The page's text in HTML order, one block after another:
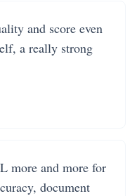
and score even
a really strong
more and more for
document